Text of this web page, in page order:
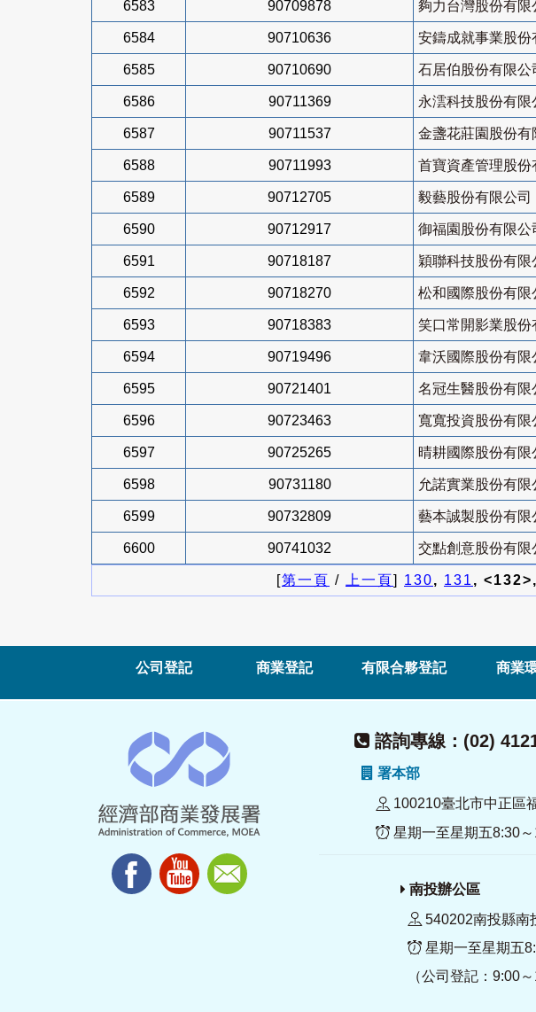
6583 90709878 夠力台灣股份有限
6584 90710636 安鑄成就事業股份
6585 90710690 石居伯股份有限公
6586 90711369 永澐科技股份有限
6587 90711537 金盞花莊園股份有
6588 90711993 首寶資產管理股份
6589 90712705 毅藝股份有限公司
6590 90712917 御福園股份有限公
6591 90718187 穎聯科技股份有限
6592 90718270 松和國際股份有限
6593 90718383 笑口常開影業股份
6594 90719496 韋沃國際股份有限
6595 90721401 名冠生醫股份有限
6596 90723463 寬寬投資股份有限
6597 90725265 晴耕國際股份有限
6598 90731180 允諾實業股份有限
6599 90732809 藝本誠製股份有限
6600 90741032 交點創意股份有限
[第一頁 / 上一頁] 130, 131, <132>,
公司登記 商業登記 有限合夥登記 商業
諮詢專線：(02)
署本部
100210臺北市中正區
星期一至星期五8:30～
南投辦公區
540202南投縣南
星期一至星期五
（公司登記：9:00